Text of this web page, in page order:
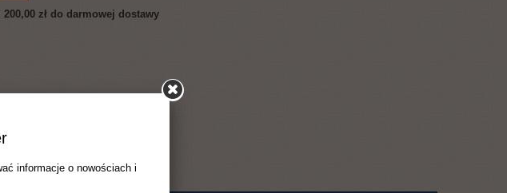
200,00 złdo darmowej dostawy
informacje o nowościach i